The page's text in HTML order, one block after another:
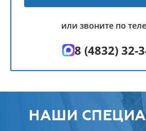
или звоните по
8 (4832) 32-
НАШИ